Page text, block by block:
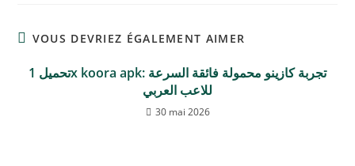
VOUS DEVRIEZ ÉGALEMENT AIMER
تحميل 1x koora apk: تجربة كازينو محمولة فائقة السرعة
للاعب العربي
30 mai 2026